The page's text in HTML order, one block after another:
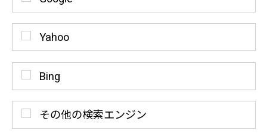
Yahoo
Bing
その他の検索エンジン